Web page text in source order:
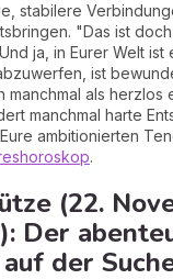
stabilere
"Das ist
ja, in Eurer Welt ist
ist
manchmal als herzlos
manchmal harte
ambitionierten
.
(22.
Der
der